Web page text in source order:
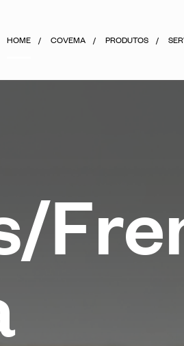
HOME COVEMA PRODUTOS
/Fre